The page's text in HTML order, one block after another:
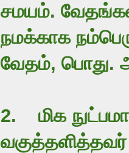
சமயம்.
நமக்காக
வேதம், பொது.
2. மிக
வகுத்தளித்தவர்